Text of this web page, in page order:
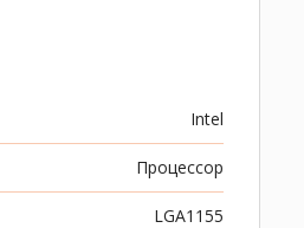
Intel
Процессор
LGA1155